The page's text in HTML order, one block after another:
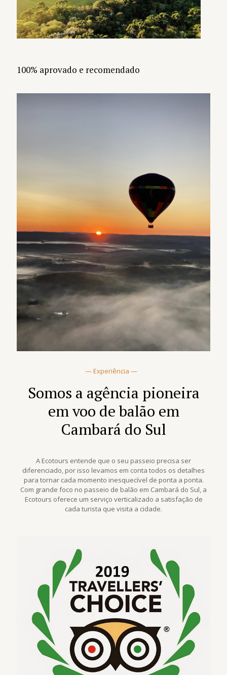
100% aprovado e recomendado
— Experiência —
Somos a agência pioneira
em voo de balão em
Cambará do Sul
A Ecotours entende que o seu passeio precisa ser
diferenciado, por isso levamos em conta todos os detalhes
para tornar cada momento inesquecível de ponta a ponta.
Com grande foco no passeio de balão em Cambará do Sul, a
Ecotours oferece um serviço verticalizado a satisfação de
cada turista que visita a cidade.